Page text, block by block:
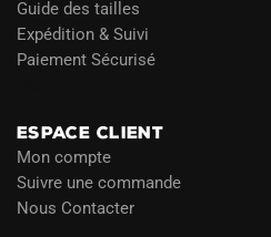
Guide des tailles
Expédition & Suivi
Paiement Sécurisé
ESPACE CLIENT
Mon compte
Suivre une commande
Nous Contacter